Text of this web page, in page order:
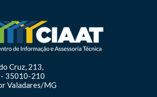
Cruz, 213,
- 35010-210
Valadares/MG